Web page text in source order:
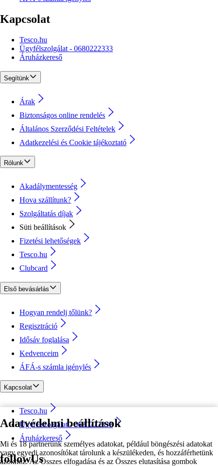
Adatvédelmi beállítások
Mi és 18 partnerünk személyes adatokat, például böngészési adatokat
vagy egyedi azonosítókat tárolunk a készülékeden, és hozzáférhetünk
azokhoz. Az Összes elfogadása és az Összes elutasítása gombok
Kapcsolat
Tesco.hu
Ügyfélszolgálat - 0680222333
Áruházkereső
Segítünk
Árak
Biztonságos online rendelés
Általános Szerződési Feltételek
Adatkezelési és Cookie tájékoztató
Rólunk
Akadálymentesség
Hova szállítunk?
Szolgáltatás díjak
Süti beállítások
Fizetési lehetőségek
Tesco.hu
Clubcard
Első bevásárlás
Hogyan rendelj tőlünk?
Regisztráció
Idősáv foglalása
Kedvenceim
ÁFÁ-s számla igénylés
Kapcsolat
Tesco.hu
Ügyfélszolgálat - 0680222333
Áruházkereső
followUs